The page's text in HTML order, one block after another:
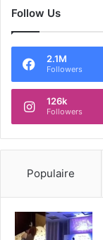
Follow Us
2.1M
Followers
126k
Followers
Populaire